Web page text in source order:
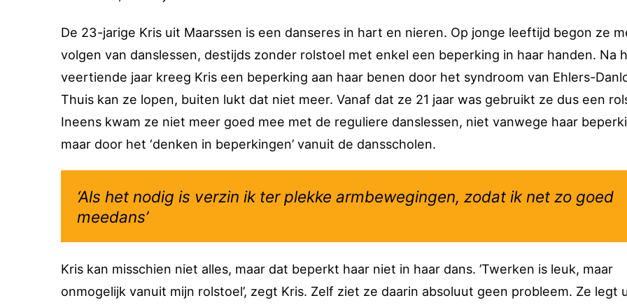
De 23-jarige Kris uit Maarssen is een danseres in hart en nieren. Op jonge leeftijd begon ze
volgen van danslessen, destijds zonder rolstoel met enkel een beperking in haar handen. Na
veertiende jaar kreeg Kris een beperking aan haar benen door het syndroom van Ehlers-
Thuis kan ze lopen, buiten lukt dat niet meer. Vanaf dat ze 21 jaar was gebruikt ze dus een
Ineens kwam ze niet meer goed mee met de reguliere danslessen, niet vanwege haar
maar door het ‘denken in beperkingen’ vanuit de dansscholen.
‘Als het nodig is verzin ik ter plekke armbewegingen, zodat ik net zo goed
meedans’
Kris kan misschien niet alles, maar dat beperkt haar niet in haar dans. ’Twerken is leuk, maar
onmogelijk vanuit mijn rolstoel’, zegt Kris. Zelf ziet ze daarin absoluut geen probleem. Ze legt